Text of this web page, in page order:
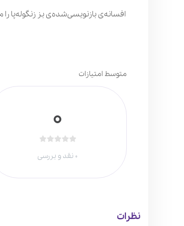
افسانه‌ی بازنویسی‌شده‌ی بز زنگوله‌پا را
متوسط امتیازات
0
امتیاز
رای
0 نقد و بررسی
نظرات